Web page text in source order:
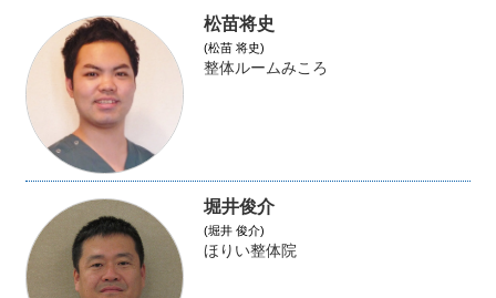
松苗将史
(松苗 将史)
整体ルームみころ
堀井俊介
(堀井 俊介)
ほりい整体院